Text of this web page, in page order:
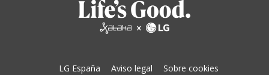
LG España Aviso legal Sobre cookies